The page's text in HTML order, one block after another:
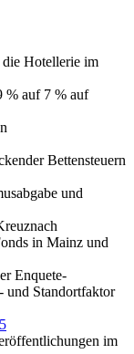
Hotellerie im
% auf 7 % auf
Bettensteuern
und
in Mainz und
Enquete-
und Standortfaktor
im